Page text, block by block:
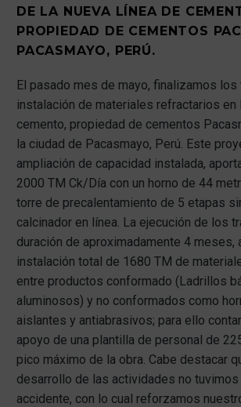
DE LA NUEVA LÍNEA DE
PROPIEDAD DE CEMENTOS
PACASMAYO, PERÚ.
El pasado mes de mayo, finalizamos los
instalación de materiales refractarios en
cemento, propiedad de cementos
la ciudad de Pacasmayo, Perú. Este
ampliación de capacidad instalada,
2000 TM Ck/Día con un horno de 44
torre de precalentamiento de 5 etapas
calcinador en línea. La ejecución de los
duración de aproximadamente 4 meses,
instalación total de 1680 TM de
entre productos conformado (Ladrillos
aluminosos) y no conformados como
aislantes y antiabrasivos; para ello
apoyo de una plantilla de personal de
pico máximo de la obra. Cabe destacar
desarrollo de las actividades no tuvimos
accidente, con lo cual reforzamos